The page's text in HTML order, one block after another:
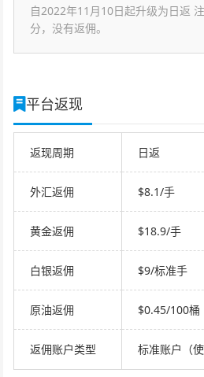
自2022年11月10日起升级为日返
分，没有返佣。
平台返现
返现周期 日返
外汇返佣 $8.1/手
黄金返佣 $18.9/手
白银返佣 $9/标准手
原油返佣 $0.45/100桶
返佣账户类型 标准账户（